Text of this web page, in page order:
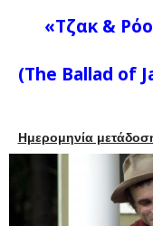
«Τζακ &
(The Ballad of
Ημερομηνία